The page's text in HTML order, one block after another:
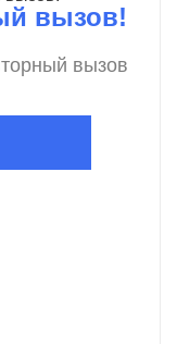
вызов!
вызов